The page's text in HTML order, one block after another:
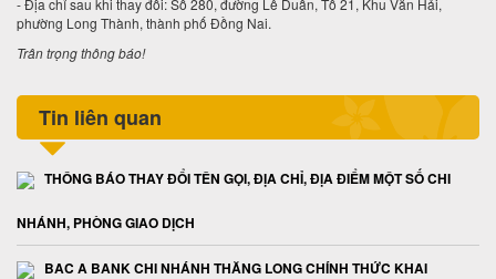
- Địa chỉ sau khi thay đổi: Số 280, đường Lê Duẩn, Tổ 21, Khu Văn Hải,
phường Long Thành, thành phố Đồng Nai.
Trân trọng thông báo!
Tin liên quan
THÔNG BÁO THAY ĐỔI TÊN GỌI, ĐỊA CHỈ, ĐỊA ĐIỂM MỘT SỐ CHI
NHÁNH, PHÒNG GIAO DỊCH
BAC A BANK CHI NHÁNH THĂNG LONG CHÍNH THỨC KHAI